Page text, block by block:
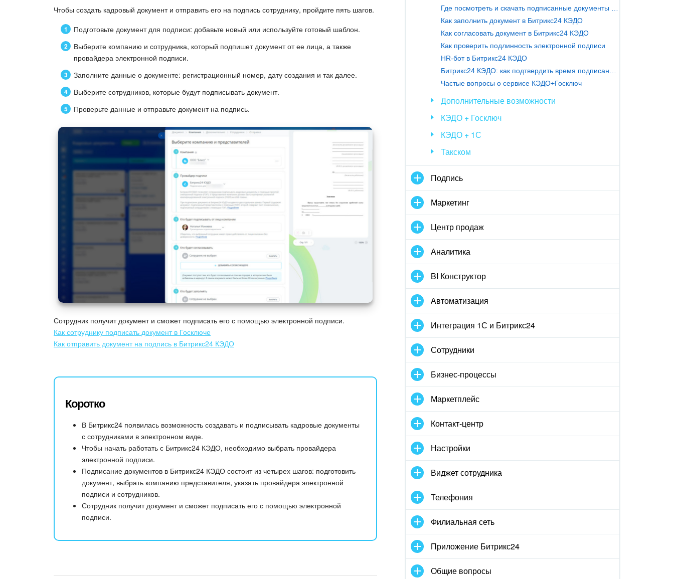
Чтобы создать кадровый документ и отправить его на подпись сотруднику, пройдите пять шагов.
Подготовьте документ для подписи: добавьте новый или используйте готовый шаблон.
Выберите компанию и сотрудника, который подпишет документ от ее лица, а также
провайдера электронной подписи.
Заполните данные о документе: регистрационный номер, дату создания и так далее.
Выберите сотрудников, которые будут подписывать документ.
Проверьте данные и отправьте документ на подпись.
Сотрудник получит документ и сможет подписать его с помощью электронной подписи.
Как сотруднику подписать документ в Госключе
Как отправить документ на подпись в Битрикс24 КЭДО
Коротко
В Битрикс24 появилась возможность создавать и подписывать кадровые документы
с сотрудниками в электронном виде.
Чтобы начать работать с Битрикс24 КЭДО, необходимо выбрать провайдера
электронной подписи.
Подписание документов в Битрикс24 КЭДО состоит из четырех шагов: подготовить
документ, выбрать компанию представителя, указать провайдера электронной
подписи и сотрудников.
Сотрудник получит документ и сможет подписать его с помощью электронной
подписи.
Как заполнить документ в Битрикс24 КЭДО
Как согласовать документ в Битрикс24 КЭДО
Как проверить подлинность электронной подписи
HR-бот в Битрикс24 КЭДО
Частые вопросы о сервисе КЭДО+Госключ
Дополнительные возможности
КЭДО + Госключ
КЭДО + 1С
Такском
Подпись
Маркетинг
Центр продаж
Аналитика
BI Конструктор
Автоматизация
Интеграция 1С и Битрикс24
Сотрудники
Бизнес-процессы
Маркетплейс
Контакт-центр
Настройки
Виджет сотрудника
Телефония
Филиальная сеть
Приложение Битрикс24
Общие вопросы